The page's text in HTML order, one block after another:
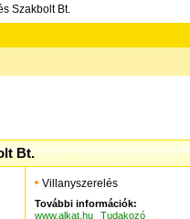
Szakbolt Bt.
Bt.
Villanyszerelés
További információk:
www.alkat.hu
Tudakozó